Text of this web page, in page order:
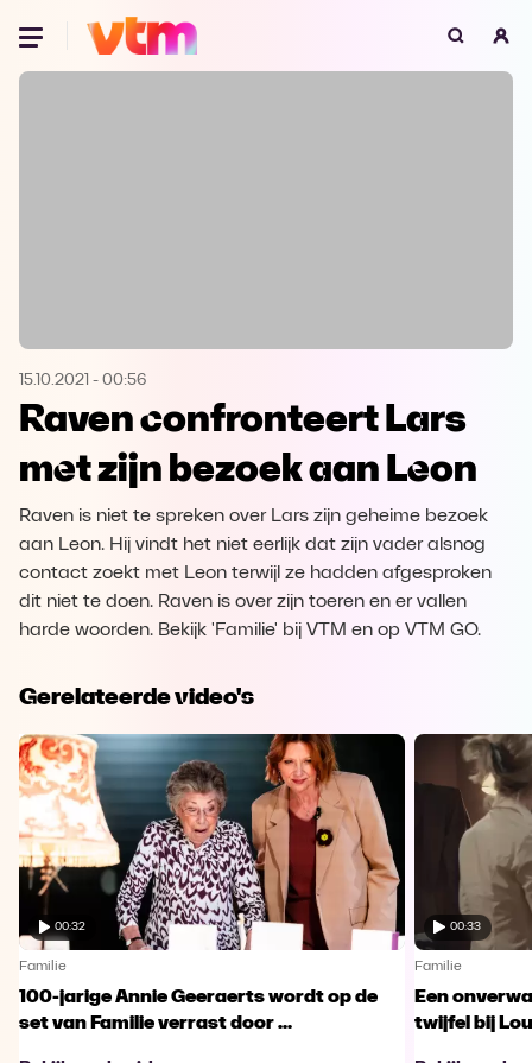
Oeps, browser niet ondersteund
Microsoft Edge Download
Opera Download
15.10.2021 - 00:56
Raven confronteert Lars
met zijn bezoek aan Leon
Raven is niet te spreken over Lars zijn geheime bezoek
aan Leon. Hij vindt het niet eerlijk dat zijn vader alsnog
contact zoekt met Leon terwijl ze hadden afgesproken
dit niet te doen. Raven is over zijn toeren en er vallen
harde woorden. Bekijk 'Familie' bij VTM en op VTM GO.
Gerelateerde video's
00:32
Familie
100-jarige Annie Geeraerts wordt op de
set van Familie verrast door ...
00:33
Familie
Een
twijfel bij